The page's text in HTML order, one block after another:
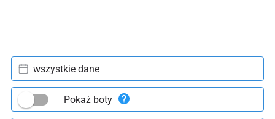
wszystkie dane
Pokaż boty